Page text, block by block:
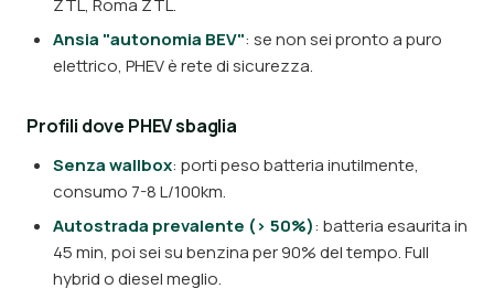
ZTL, Roma ZTL.
Ansia "autonomia BEV": se non sei pronto a puro
elettrico, PHEV è rete di sicurezza.
Profili dove PHEV sbaglia
Senza wallbox: porti peso batteria inutilmente,
consumo 7-8 L/100km.
Autostrada prevalente (> 50%): batteria esaurita in
45 min, poi sei su benzina per 90% del tempo. Full
hybrid o diesel meglio.